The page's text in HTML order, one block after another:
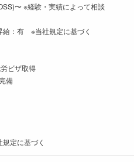
〜 ※経験・実績によって相談
給：有 ※当社規定に基づく
ビザ取得
備
定に基づく